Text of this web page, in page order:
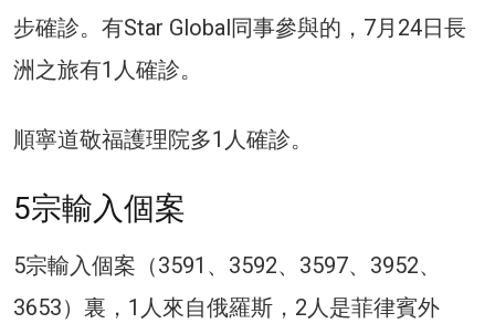
步確診。有Star Global同事參與的，7月24日長
洲之旅有1人確診。
順寧道敬福護理院多1人確診。
5宗輸入個案
5宗輸入個案（3591、3592、3597、3952、
3653）裏，1人來自俄羅斯，2人是菲律賓外